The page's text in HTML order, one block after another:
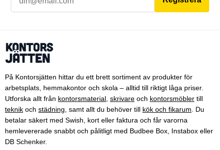
På Kontorsjätten hittar du ett brett sortiment av produkter för
arbetsplats, hemmakontor och skola – alltid till riktigt låga priser.
Utforska allt från kontorsmaterial skrivare och kontorsmöbler till
teknik och städning , samt allt du behöver till kök och fikarum . Du
betalar säkert med Swish, kort eller faktura och får varorna
hemlevererade snabbt och pålitligt med Budbee Box, Instabox eller
DB Schenker.